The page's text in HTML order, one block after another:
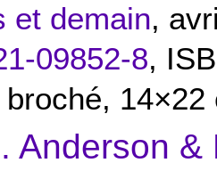
et demain,
09852-8,
Anderson &